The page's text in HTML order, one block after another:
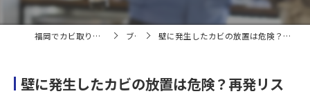
福岡でカビ取りならカビバスターズ福岡 ブログ 壁に発生したカビの放置は危険？再発リスクと健康被害を防ぐプロのカビ除去
壁に発生したカビの放置は危険？再発リス